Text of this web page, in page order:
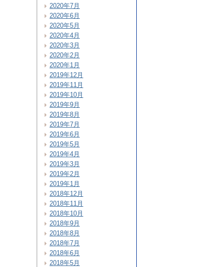
2020年7月
2020年6月
2020年5月
2020年4月
2020年3月
2020年2月
2020年1月
2019年12月
2019年11月
2019年10月
2019年9月
2019年8月
2019年7月
2019年6月
2019年5月
2019年4月
2019年3月
2019年2月
2019年1月
2018年12月
2018年11月
2018年10月
2018年9月
2018年8月
2018年7月
2018年6月
2018年5月